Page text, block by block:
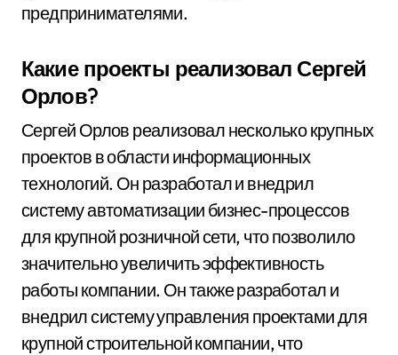
предпринимателями.
Какие проекты реализовал Сергей
Орлов?
Сергей Орлов реализовал несколько крупных
проектов в области информационных
технологий. Он разработал и внедрил
систему автоматизации бизнес-процессов
для крупной розничной сети, что позволило
значительно увеличить эффективность
работы компании. Он также разработал и
внедрил систему управления проектами для
крупной строительной компании, что